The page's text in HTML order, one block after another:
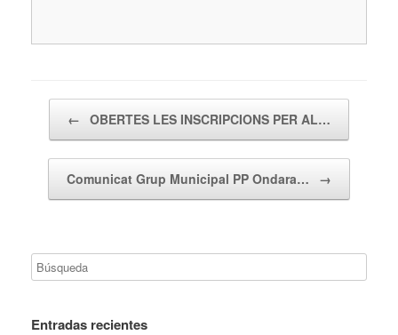
← OBERTES LES INSCRIPCIONS PER AL…
Comunicat Grup Municipal PP Ondara… →
Entradas recientes